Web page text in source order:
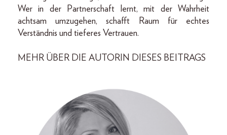
Wer in der Partnerschaft lernt, mit der Wahrheit
achtsam umzugehen, schafft Raum für echtes
Verständnis und tieferes Vertrauen.
MEHR ÜBER DIE AUTORIN DIESES BEITRAGS